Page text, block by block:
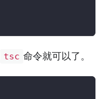
tsc 命令就可以了。